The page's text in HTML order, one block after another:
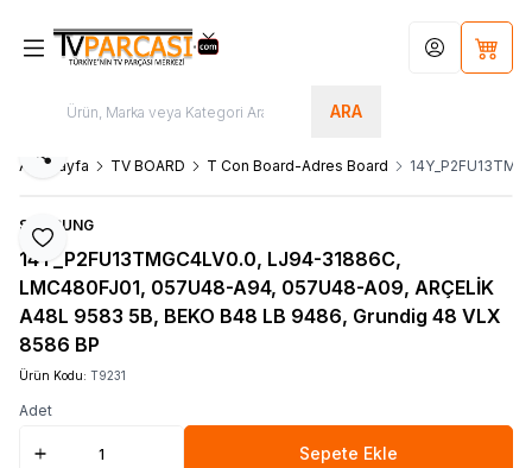
ARA
Hesabım
Ana Sayfa TV BOARD T Con Board-Adres Board
Favoriye Ekle
Paylaş
SAMSUNG
14Y_P2FU13TMGC4LV0.0, LJ94-31886C,
LMC480FJ01, 057U48-A94, 057U48-A09, ARÇELİK
A48L 9583 5B, BEKO B48 LB 9486, Grundig 48 VLX
8586 BP
Ürün Kodu: T9231
Adet
Sepete Ekle